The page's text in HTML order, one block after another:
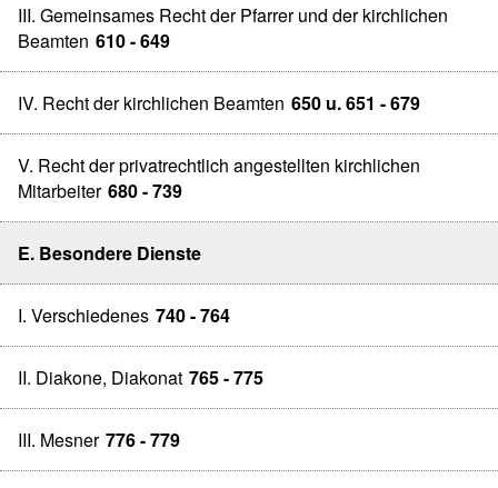
III. Gemeinsames Recht der Pfarrer und der kirchlichen
Beamten 610 - 649
IV. Recht der kirchlichen Beamten 650 u. 651 - 679
V. Recht der privatrechtlich angestellten kirchlichen
Mitarbeiter 680 - 739
E. Besondere Dienste
I. Verschiedenes 740 - 764
II. Diakone, Diakonat 765 - 775
III. Mesner 776 - 779